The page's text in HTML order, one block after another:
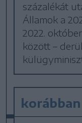
százalékát
Államok a
2022.
között –